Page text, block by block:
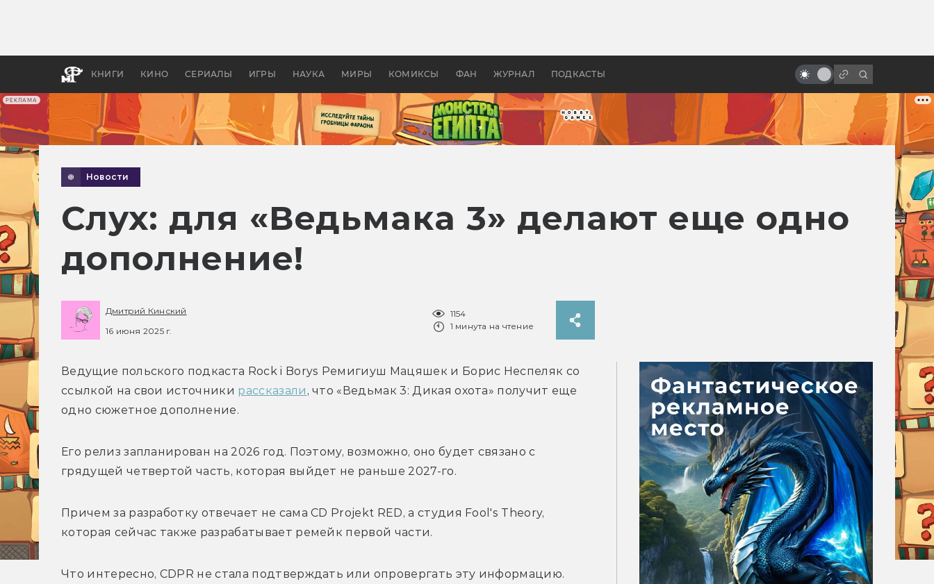
РЕКЛАМА
КНИГИ КИНО СЕРИАЛЫ ИГРЫ НАУКА МИРЫ КОМИКСЫ ФАН ЖУРНАЛ ПОДКАСТЫ
апокалипсис, в России —
бы «Властелина колец»
«Кролика Роджера»
Новости
Слух: для «Ведьмака 3» делают еще одно
дополнение!
Дмитрий Кинский
16 июня 2025 г.
1154
1 минута на чтение
Ведущие польского подкаста Rock i Borys Ремигиуш Мацяшек и Борис Неспеляк со
ссылкой на свои источники рассказали , что «Ведьмак 3: Дикая охота» получит еще
одно сюжетное дополнение.
Его релиз запланирован на 2026 год. Поэтому, возможно, оно будет связано с
грядущей четвертой часть, которая выйдет не раньше 2027-го.
Причем за разработку отвечает не сама CD Projekt RED, а студия Fool's Theory,
которая сейчас также разрабатывает ремейк первой части.
Что интересно, CDPR не стала подтверждать или опровергать эту информацию.